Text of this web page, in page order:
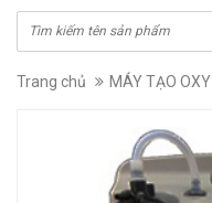
Trang chủ MÁY TẠO OXY